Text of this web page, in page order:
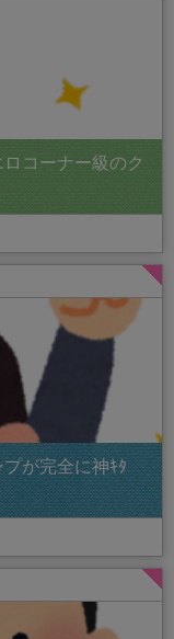
コーナー級のク
が完全に神ｷﾀ